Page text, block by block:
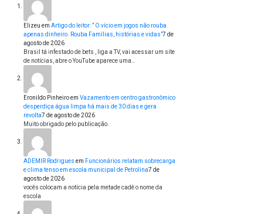
Elizeu em Artigo do leitor: ” O vício em jogos não rouba
apenas dinheiro. Rouba Famílias, histórias e vidas”7 de
agosto de 2026
Brasil tá infestado de bets , liga a TV, vai acessar um site
de notícias, abre o YouTube aparece uma…
Eronildo Pinheiroem Vazamento em centro gastronômico
desperdiça água limpa há mais de 30 dias e gera
revolta7 de agosto de 2026
Muito obrigado pelo publicação.
ADEMIR Rodrigues em Funcionários relatam sobrecarga
e clima tenso em escola municipal de Petrolina7 de
agosto de 2026
vocês colocam a notícia pela metade cadê o nome da
escola